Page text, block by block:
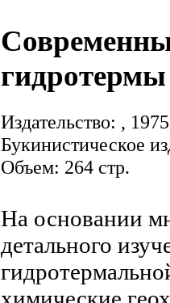
гидротермы
Издательство: ,
Букинистическое
Объем: 264 стр.
На основании
детального